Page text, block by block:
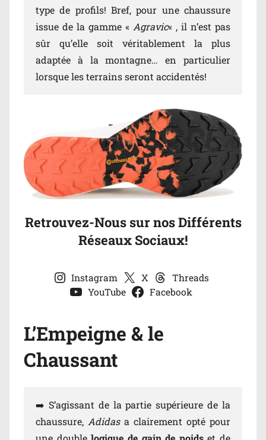
type de profils! Bref, pour une chaussure
issue de la gamme « Agravic« , il n’est pas
sûr qu’elle soit véritablement la plus
adaptée à la montagne… en particulier
lorsque les terrains seront accidentés!
Retrouvez-Nous sur nos Différents
Réseaux Sociaux!
Instagram X
Threads
YouTube
Facebook
L’Empeigne & le
Chaussant
➡️ S’agissant de la partie supérieure de la
chaussure, Adidas a clairement opté pour